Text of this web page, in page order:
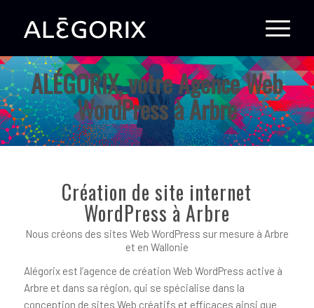
ALÉGORIX, votre Agence Web
WordPress à Arbre
Création de site internet
WordPress à Arbre
Nous créons des sites Web WordPress sur mesure à Arbre
et en Wallonie
Alégorix est l’agence de création Web WordPress active à
Arbre et dans sa région, qui se spécialise dans la
conception de sites Web créatifs et efficaces ainsi que